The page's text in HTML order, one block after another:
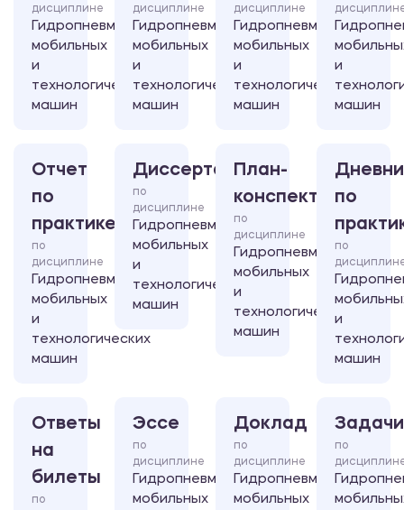
дисциплине
Гидропневмосистемы
мобильных
и
технологических
машин
дисциплине
Гидропневмосистемы
мобильных
и
технологических
машин
дисциплине
Гидропневмосистемы
мобильных
и
технологических
машин
и
машин
Отчет
по
практике
по
дисциплине
Гидропневмосистемы
мобильных
и
технологических
машин
Диссертация
по
дисциплине
Гидропневмосистемы
мобильных
и
технологических
машин
План-
конспект
по
дисциплине
Гидропневмосистемы
мобильных
и
технологических
машин
по
по
и
машин
Ответы
на
билеты
по
Эссе
по
дисциплине
Гидропневмосистемы
мобильных
Доклад
по
дисциплине
Гидропневмосистемы
мобильных
Задачи
по